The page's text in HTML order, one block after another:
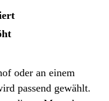
oder an einem
passend gewählt.